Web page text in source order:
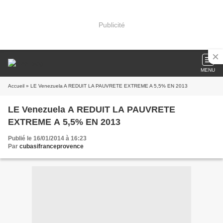
Publicité
MENU
Accueil » LE Venezuela A REDUIT LA PAUVRETE EXTREME A 5,5% EN 2013
LE Venezuela A REDUIT LA PAUVRETE
EXTREME A 5,5% EN 2013
Publié le 16/01/2014 à 16:23
Par cubasifranceprovence